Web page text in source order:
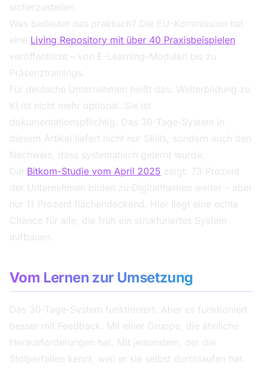
sicherzustellen.
Was bedeutet das praktisch? Die EU-Kommission hat
eine Living Repository mit über 40 Praxisbeispielen
veröffentlicht – von E-Learning-Modulen bis zu
Präsenztrainings.
Für deutsche Unternehmen heißt das: Weiterbildung zu
KI ist nicht mehr optional. Sie ist
dokumentationspflichtig. Das 30-Tage-System in
diesem Artikel liefert nicht nur Skills, sondern auch den
Nachweis, dass systematisch gelernt wurde.
Die Bitkom-Studie vom April 2025 zeigt: 73 Prozent
der Unternehmen bilden zu Digitalthemen weiter – aber
nur 11 Prozent flächendeckend. Hier liegt eine echte
Chance für alle, die früh ein strukturiertes System
aufbauen.
Vom Lernen zur Umsetzung
Das 30-Tage-System funktioniert. Aber es funktioniert
besser mit Feedback. Mit einer Gruppe, die ähnliche
Herausforderungen hat. Mit jemandem, der die
Stolperfallen kennt, weil er sie selbst durchlaufen hat.